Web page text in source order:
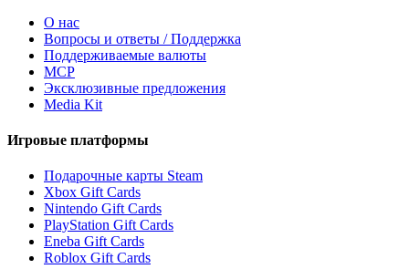
О нас
Вопросы и ответы / Поддержка
Поддерживаемые валюты
MCP
Эксклюзивные предложения
Media Kit
Игровые платформы
Подарочные карты Steam
Xbox Gift Cards
Nintendo Gift Cards
PlayStation Gift Cards
Eneba Gift Cards
Roblox Gift Cards